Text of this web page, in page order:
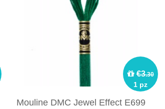
€3.30
1 pz
Mouline DMC Jewel Effect E699